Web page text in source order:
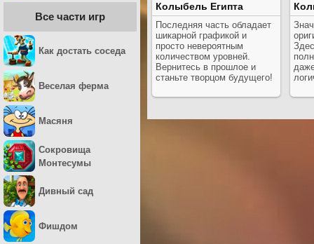
Колыбель Египта
Последняя часть обладает
шикарной графикой и
просто невероятным
количеством уровней.
Вернитесь в прошлое и
станьте творцом будущего!
Все части игр
Как достать соседа
Веселая ферма
Масяня
Сокровища
Монтесумы
Дивный сад
Фишдом